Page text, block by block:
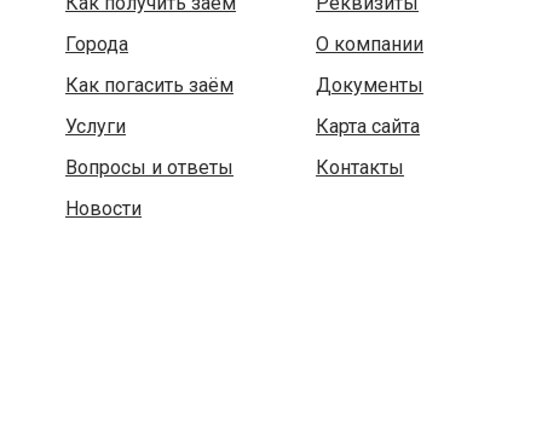
Города
О компании
Как погасить заём
Документы
Услуги
Карта сайта
Вопросы и ответы
Контакты
Новости